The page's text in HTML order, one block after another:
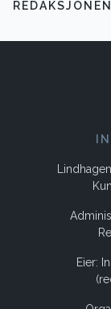
REDAKSJONEN
Eier: